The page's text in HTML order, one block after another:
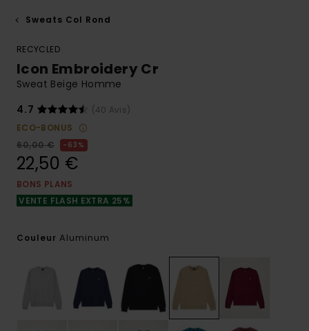
Sweats Col Rond
RECYCLED
Icon Embroidery Cr
Sweat Beige Homme
4.7
(40 Avis)
ECO-BONUS
60,00 €
63%
22,50 €
BONS PLANS
VENTE FLASH EXTRA 25%
Couleur Aluminum